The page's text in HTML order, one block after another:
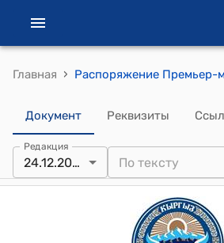
Главная ›
Документ Реквизиты
Редакция
24.12.2009